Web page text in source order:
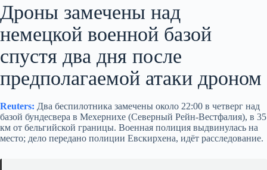
Дроны замечены над
немецкой военной базой
спустя два дня после
предполагаемой атаки дроном
Reuters: Два беспилотника замечены около 22:00 в четверг над
базой бундесвера в Мехернихе (Северный Рейн-Вестфалия), в 35
км от бельгийской границы. Военная полиция выдвинулась на
место; дело передано полиции Евскирхена, идёт расследование.